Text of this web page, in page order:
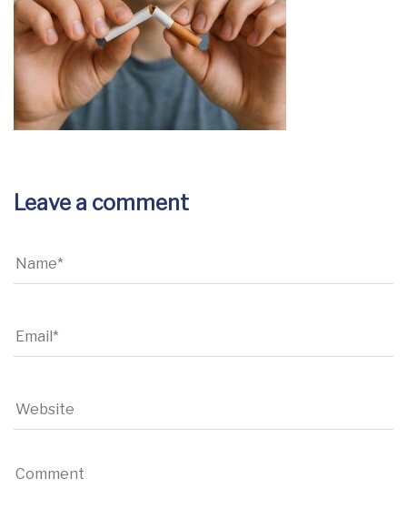
Leave a comment